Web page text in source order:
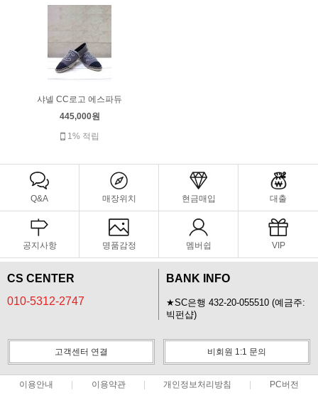
샤넬 CC로고 에스파듀
445,000원
1% 적립
Q&A 매장위치 현금매입 대출
공지사항 명품감정 멤버쉽 VIP
CS CENTER
010-5312-2747
BANK INFO
★SC은행 432-20-055510 (예금주:
빅펀샵)
고객센터 연결 비회원 1:1 문의
이용안내 이용약관 개인정보처리방침 PC버전